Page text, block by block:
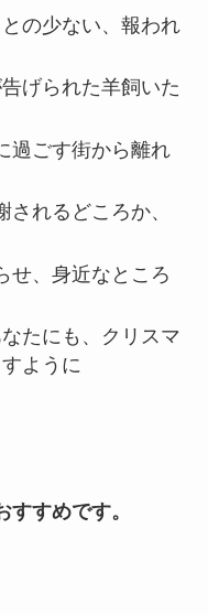
の少ない、報われ
げられた羊飼いた
過ごす街から離れ
れるどころか、
せ、身近なところ
たにも、クリスマ
ように
すすめです。